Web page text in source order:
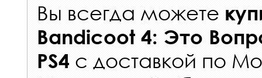
Вы всегда можете
Bandicoot 4: Это
PS4 с доставкой по